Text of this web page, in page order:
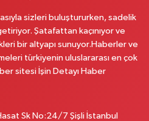
12 A EZGİ AVM ÜST SOKAĞI
Al
No:4 8B SULTANBEYLİ DEVLET
sizleri buluştururken, sadelik
Şatafattan kaçınıyor ve
bir altyapı sunuyor.Haberler ve
türkiyenin uluslararası en çok
sitesi İşin Detayı Haber
Sk No:24/7 Şişli İstanbul